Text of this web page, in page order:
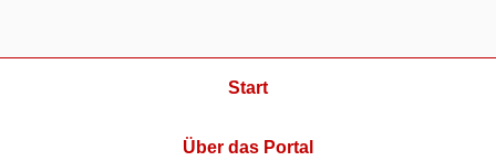
Start
Über das Portal